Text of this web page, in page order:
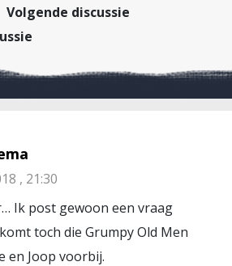
Volgende discussie
, 21:30
Ik post gewoon een vraag
toch die Grumpy Old Men
en Joop voorbij.